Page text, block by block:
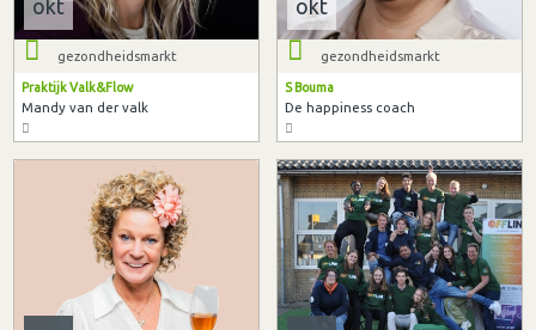
okt
gezondheidsmarkt
Praktijk Valk&Flow
Mandy van der valk
okt
gezondheidsmarkt
S Bouma
De happiness coach